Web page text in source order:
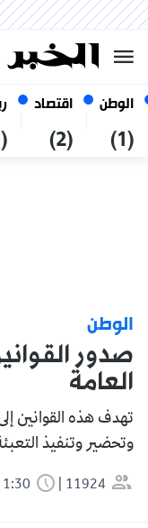
الوطن
(1)
اقتصاد
(2)
(3)
أغسطس 2026
الوطن
صدور
العامة
تهدف هذه القوانين
وتحضير وتنفيذ
11924